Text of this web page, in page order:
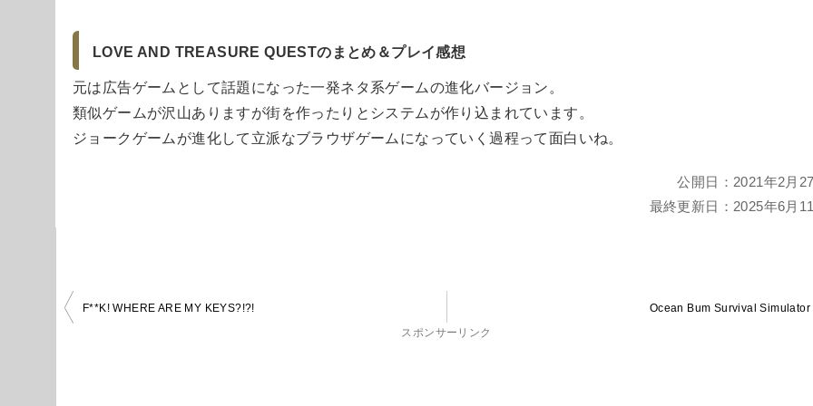
LOVE AND TREASURE QUESTのまとめ＆プレイ感想
元は広告ゲームとして話題になった一発ネタ系ゲームの進化バージョン。
類似ゲームが沢山ありますが街を作ったりとシステムが作り込まれています。
ジョークゲームが進化して立派なブラウザゲームになっていく過程って面白いね。
公開日： 2021年2月
最終更新日： 2025年6月
投
F**K! WHERE ARE MY KEYS?!?!
Ocean Bum Survival Simulator
スポンサーリンク